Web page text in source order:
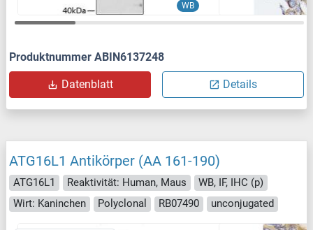
WB
Produktnummer ABIN6137248
Datenblatt Details
ATG16L1 Antikörper (AA 161-190)
ATG16L1 Reaktivität: Human, Maus
WB, IF, IHC (p)
Wirt: Kaninchen
Polyclonal RB07490 unconjugated